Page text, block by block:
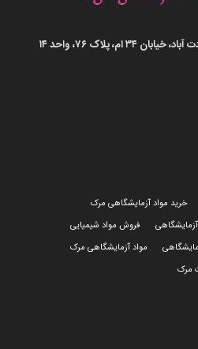
ام، پلاک ۷۶، واحد ۱۴
خرید مواد آزمایشگاهی مرک
فروش مواد شیمیایی
مواد آزمایشگاهی مرک
مرک